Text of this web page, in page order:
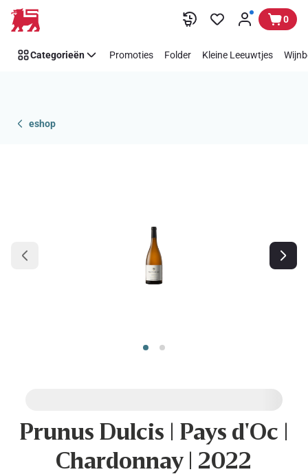
Overslaan 0
Categorieën Promoties Folder Kleine Leeuwtjes
eshop
Prunus Dulcis | Pays d'Oc |
Chardonnay | 2022